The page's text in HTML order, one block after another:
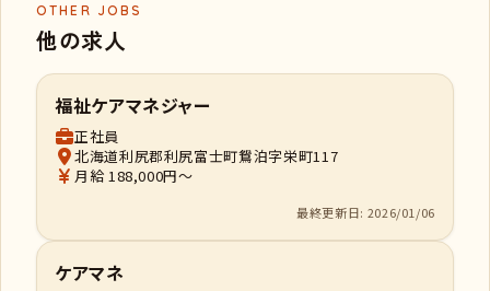
OTHER JOBS
他の求人
福祉ケアマネジャー
正社員
北海道利尻郡利尻富士町鴛泊字栄町117
月給 188,000円～
最終更新日: 2026/01/06
ケアマネ